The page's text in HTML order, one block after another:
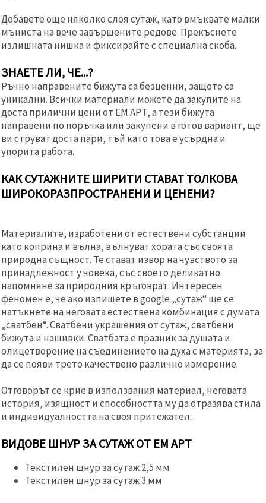
Добавете още няколко слоя сутаж, като вмъквате малки
мъниста на вече завършените редове. Прекъснете
излишната нишка и фиксирайте с специална скоба.
ЗНАЕТЕ ЛИ, ЧЕ...?
Ръчно направените бижута са безценни, защото са
уникални. Всички материали можете да закупите на
доста прилични цени от ЕМ АРТ, а тези бижута
направени по поръчка или закупени в готов вариант, ще
ви струват доста пари, тъй като това е усърдна и
упорита работа.
КАК СУТАЖНИТЕ ШИРИТИ СТАВАТ ТОЛКОВА
ШИРОКОРАЗПРОСТРАНЕНИ И ЦЕНЕНИ?
Материалите, изработени от естествени субстанции
като коприна и вълна, вълнуват хората със своята
природна същност. Те стават извор на чувството за
принадлежност у човека, със своето деликатно
напомняне за природния кръговрат. Интересен
феномен е, че ако изпишете в google „сутаж“ ще се
натъкнете на неговата естествена комбинация с думата
„сватбен“. Сватбени украшения от сутаж, сватбени
бижута и нашивки. Сватбата е празник за душата и
олицетворение на съединението на духа с материята, за
да се появи трето качествено различно измерение.
Отговорът се крие в използвания материал, неговата
история, изящност и способността му да отразява стила
и индивидуалността на своя притежател.
ВИДОВЕ ШНУР ЗА СУТАЖ ОТ ЕМ АРТ
Текстилен шнур за сутаж 2,5 мм
Текстилен шнур за сутаж 3 мм